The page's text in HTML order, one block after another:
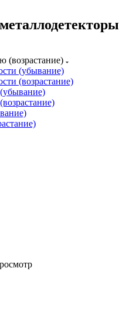
(возрастание)
(убывание)
(возрастание)